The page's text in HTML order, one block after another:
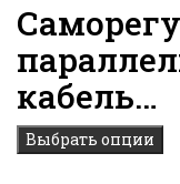
кабель…
Выбрать опции